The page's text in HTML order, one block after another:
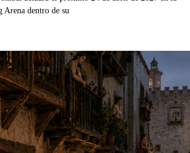
dentro de su